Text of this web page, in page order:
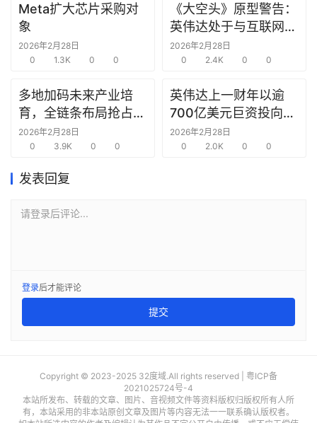
窗
商
合
圈
Meta扩大芯片采购对
象
2026年2月28日
0
1.3K 0 0
《大空头》原型警告：
英伟达处于与互联网泡
沫时期思科同样的“危
险境地”
2026年2月28日
0
2.4K 0 0
多地加码未来产业培
育，全链条布局抢占新
赛道先机
2026年2月28日
0
3.9K 0 0
英伟达上一财年以逾
700亿美元巨资投向合
作方，竭力巩固AI芯片
需求
2026年2月28日
0
2.0K 0 0
发表回复
请登录后评论...
登录后才能评论
提交
Copyright © 2023-2025 32度域.All rights reserved | 粤ICP备
2021025724号-4
本站所发布、转载的文章、图片、音视频文件等资料版权归版权所有人所
有，本站采用的非本站原创文章及图片等内容无法一一联系确认版权者。